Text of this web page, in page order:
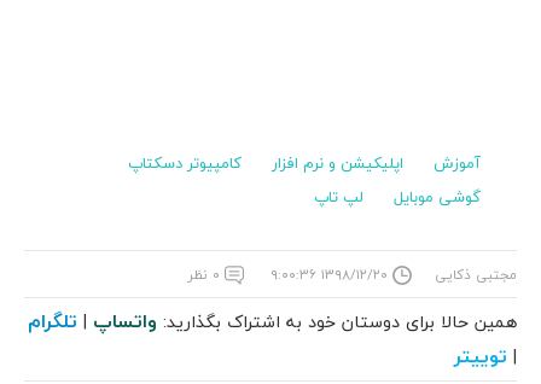
آموزش اپلیکیشن و نرم افزار
کامپیوتر دسکتاپ
گوشی موبایل
لپ تاپ
مجتبی ذکایی ۱۳۹۸/۱۲/۲۰ ۹:۰۰:۳۶ ۰ نظر
همین حالا برای دوستان خود به اشتراک بگذارید: واتساپ | تلگرام
| توییتر